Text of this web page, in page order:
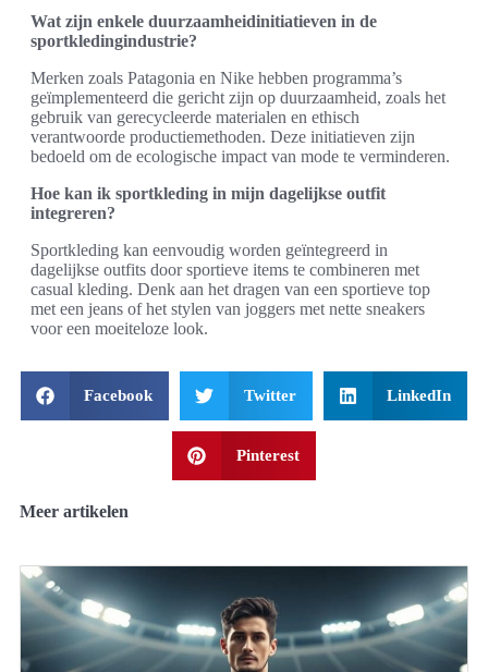
Wat zijn enkele duurzaamheidinitiatieven in de
sportkledingindustrie?
Merken zoals Patagonia en Nike hebben programma’s
geïmplementeerd die gericht zijn op duurzaamheid, zoals het
gebruik van gerecycleerde materialen en ethisch
verantwoorde productiemethoden. Deze initiatieven zijn
bedoeld om de ecologische impact van mode te verminderen.
Hoe kan ik sportkleding in mijn dagelijkse outfit
integreren?
Sportkleding kan eenvoudig worden geïntegreerd in
dagelijkse outfits door sportieve items te combineren met
casual kleding. Denk aan het dragen van een sportieve top
met een jeans of het stylen van joggers met nette sneakers
voor een moeiteloze look.
Facebook Twitter LinkedIn
Pinterest
Meer artikelen